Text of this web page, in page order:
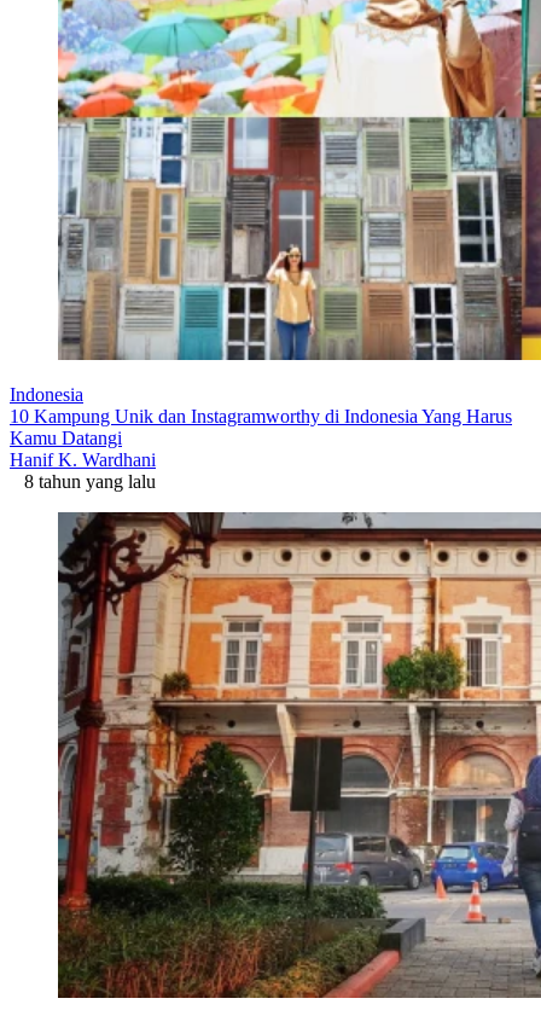
Indonesia
10 Kampung Unik dan Instagramworthy di Indonesia Yang Harus
Kamu Datangi
Hanif K. Wardhani
8 tahun yang lalu